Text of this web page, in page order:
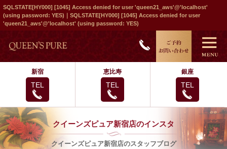
SQLSTATE[HY000] [1045] Access denied for user 'queen21_aws'@'localhost'
(using password: YES)｜SQLSTATE[HY000] [1045] Access denied for user
'queen21_aws'@'localhost' (using password: YES)
新宿
TEL
恵比寿
TEL
銀座
TEL
クイーンズピュア新宿店のインスタ
クイーンズピュア新宿店のスタッフブログ